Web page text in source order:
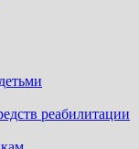
реабилитации